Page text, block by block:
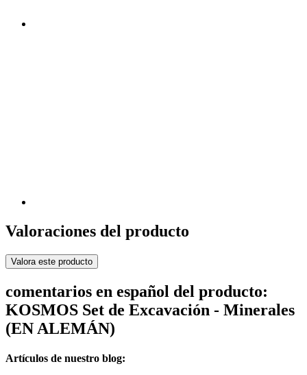
Valoraciones del producto
Valora este producto
comentarios en español del producto:
KOSMOS Set de Excavación - Minerales
(EN ALEMÁN)
Artículos de nuestro blog: